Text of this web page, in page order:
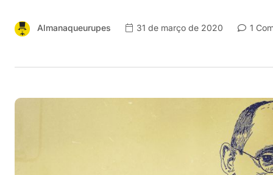
Almanaqueurupes 31 de março de 2020 1